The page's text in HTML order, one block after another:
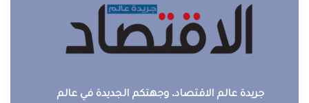
جريدة عالم الاقتصاد، وجهتكم الجديدة في عالم